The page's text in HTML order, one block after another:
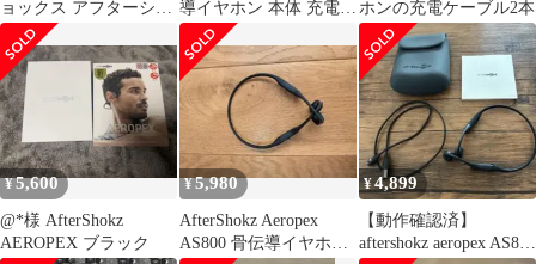
ョックス アフターショ
ックス 充電ケーブル 充
電器 1m
導イヤホン 本体 充電ケ
ーブル付き
ホンの充電ケーブル2本
¥5,600
@*様 AfterShokz
AEROPEX ブラック
¥5,980
AfterShokz Aeropex
AS800 骨伝導イヤホン
¥4,899
【動作確認済】
aftershokz aeropex AS800